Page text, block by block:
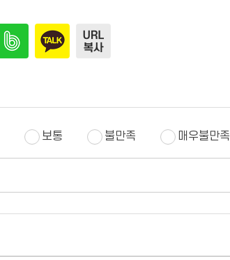
보통 불만족 매우불만족